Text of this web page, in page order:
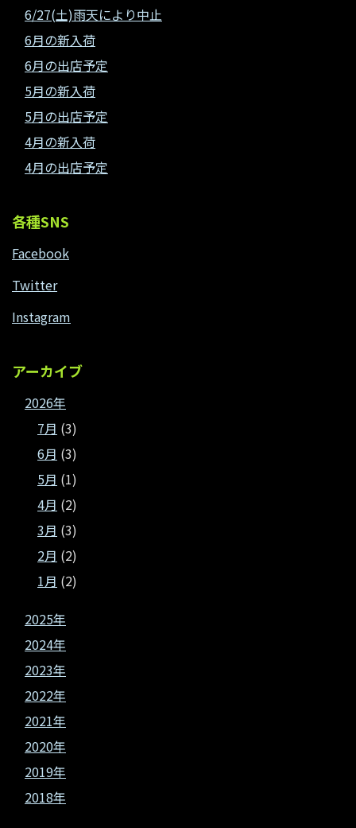
6/27(土)雨天により中止
6月の新入荷
6月の出店予定
5月の新入荷
5月の出店予定
4月の新入荷
4月の出店予定
各種SNS
Facebook
Twitter
Instagram
アーカイブ
2026年
7月 (3)
6月 (3)
5月 (1)
4月 (2)
3月 (3)
2月 (2)
1月 (2)
2025年
2024年
2023年
2022年
2021年
2020年
2019年
2018年